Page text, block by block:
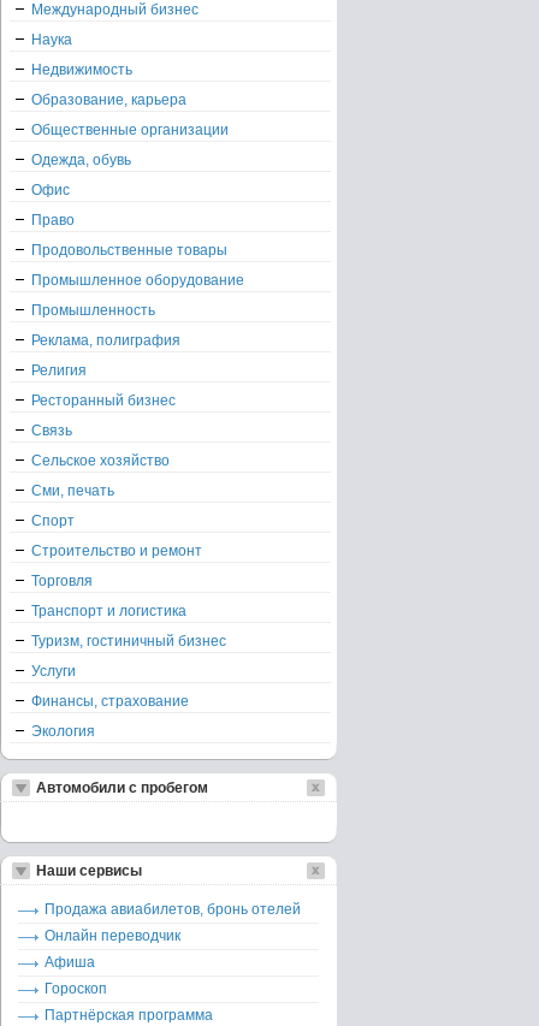
Международный бизнес
Наука
Недвижимость
Образование, карьера
Общественные организации
Одежда, обувь
Офис
Право
Продовольственные товары
Промышленное оборудование
Промышленность
Реклама, полиграфия
Религия
Ресторанный бизнес
Связь
Сельское хозяйство
Сми, печать
Спорт
Строительство и ремонт
Торговля
Транспорт и логистика
Туризм, гостиничный бизнес
Услуги
Финансы, страхование
Экология
Автомобили с пробегом
Наши сервисы
Продажа авиабилетов, бронь отелей
Онлайн переводчик
Афиша
Гороскоп
Партнёрская программа